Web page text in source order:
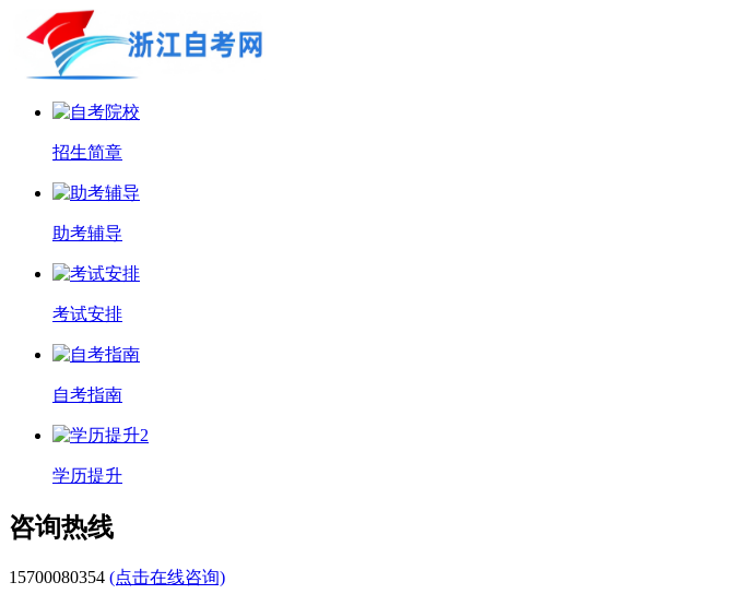
招生简章
助考辅导
考试安排
自考指南
学历提升
咨询热线
15700080354 (点击在线咨询)